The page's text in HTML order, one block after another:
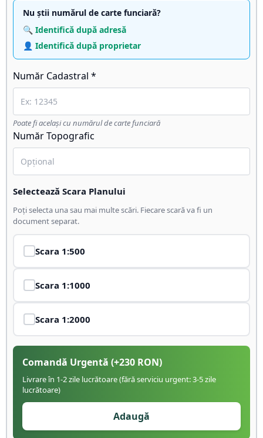
Nu știi numărul de carte funciară?
🔍 Identifică după adresă
👤 Identifică după proprietar
Număr Cadastral *
Poate fi același cu numărul de carte funciară
Număr Topografic
Selectează Scara Planului
Poți selecta una sau mai multe scări. Fiecare scară va fi un
document separat.
Scara 1:500
Scara 1:1000
Scara 1:2000
Comandă Urgentă (+230 RON)
Livrare în 1-2 zile lucrătoare (fără serviciu urgent: 3-5 zile
lucrătoare)
Adaugă